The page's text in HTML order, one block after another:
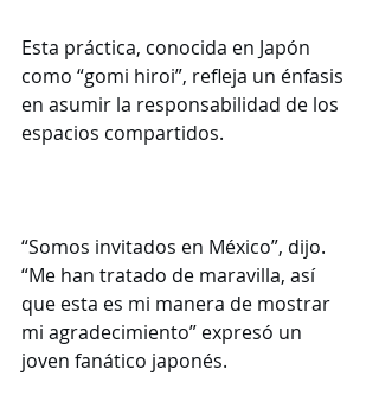
Esta práctica, conocida en Japón
como “gomi hiroi”, refleja un énfasis
en asumir la responsabilidad de los
espacios compartidos.
“Somos invitados en México”, dijo.
“Me han tratado de maravilla, así
que esta es mi manera de mostrar
mi agradecimiento” expresó un
joven fanático japonés.